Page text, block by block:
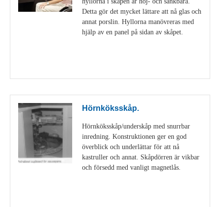
Detta gör det mycket lättare att nå glas och
annat porslin. Hyllorna manövreras med
hjälp av en panel på sidan av skåpet.
Hörnköksskåp.
Hörnköksskåp/underskåp med snurrbar
inredning. Konstruktionen ger en god
överblick och underlättar för att nå
kastruller och annat. Skåpdörren är vikbar
och försedd med vanligt magnetlås.